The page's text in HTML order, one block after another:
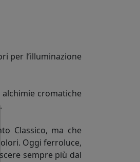
per l’illuminazione
cromatiche
Classico, ma che
Oggi ferroluce,
sempre più dal